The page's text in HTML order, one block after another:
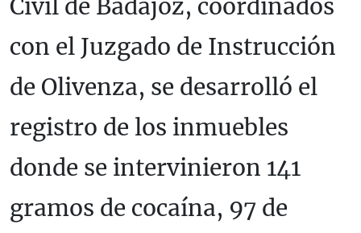
Civil de Badajoz, coordinados
con el Juzgado de Instrucción
de Olivenza, se desarrolló el
registro de los inmuebles
donde se intervinieron 141
gramos de cocaína, 97 de